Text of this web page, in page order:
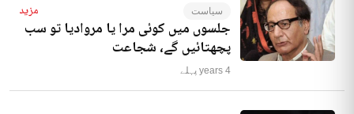
سیاست مزید
جلسوں میں کوئی مرا یا مروادیا تو سب
پچھتائیں گے، شجاعت
4 years پہلے